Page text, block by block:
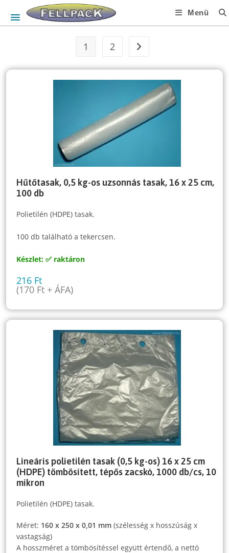
Menü
1 2
Hűtőtasak, 0,5 kg-os uzsonnás tasak, 16 x 25 cm,
100 db
Polietilén (HDPE) tasak.
100 db található a tekercsen.
Készlet: ✅ raktáron
216 Ft
(170 Ft + ÁFA)
Lineáris polietilén tasak (0,5 kg-os) 16 x 25 cm
(HDPE) tömbösített, tépős zacskó, 1000 db/cs, 10
mikron
Polietilén (HDPE) tasak.
Méret: 160 x 250 x 0,01 mm (szélesség x hosszúság x
vastagság)
A hosszméret a tömbösítéssel együtt értendő, a nettó